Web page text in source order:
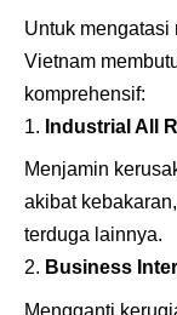
Untuk mengatasi
Vietnam
komprehensif:
Industrial All
Menjamin
akibat
terduga lainnya.
Business
Mengganti